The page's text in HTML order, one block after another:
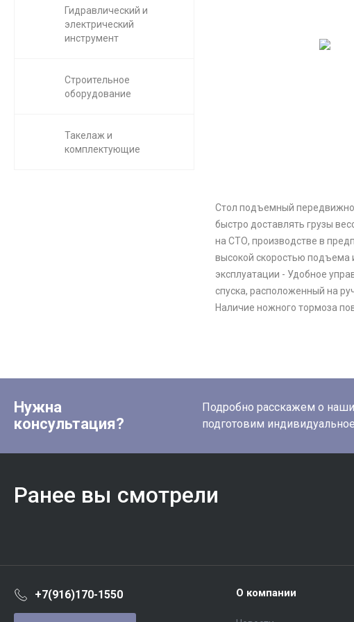
Гидравлический и
электрический
инструмент
Строительное
оборудование
Такелаж и
комплектующие
Стол подъемный
быстро доставлять грузы
на СТО, производстве в
высокой скоростью подъема
эксплуатации - Удобное
спуска, расположенный на
Наличие ножного тормоза
Нужна
консультация?
Подробно расскажем о
подготовим
Ранее вы смотрели
+7(916)170-1550 О компании